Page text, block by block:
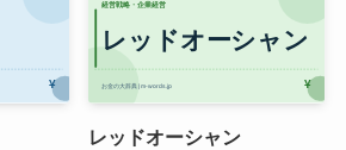
レッドオーシャン